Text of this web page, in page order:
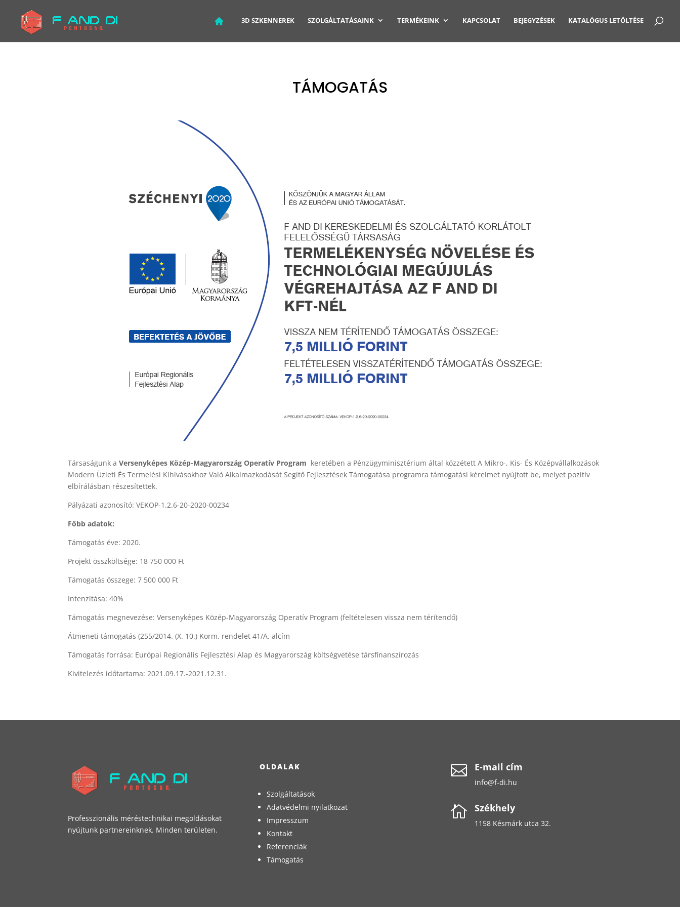
3D SZKENNEREK SZOLGÁLTATÁSAINK TERMÉKEINK KAPCSOLAT BEJEGYZÉSEK KATALÓGUS LETÖLTÉSE
TÁMOGATÁS
Társaságunk aVersenyképes Közép-Magyarország Operatív Program keretében a Pénzügyminisztérium által közzétett A Mikro-, Kis- És Középvállalkozások
Modern Üzleti És Termelési Kihívásokhoz Való Alkalmazkodását Segítő Fejlesztések Támogatása programra támogatási kérelmet nyújtott be, melyet pozitív
elbírálásban részesítettek.
Pályázati azonosító: VEKOP-1.2.6-20-2020-00234
Főbb adatok:
Támogatás éve: 2020.
Projekt összköltsége: 18 750 000 Ft
Támogatás összege: 7 500 000 Ft
Intenzitása: 40%
Támogatás megnevezése: Versenyképes Közép-Magyarország Operatív Program (feltételesen vissza nem térítendő)
Átmeneti támogatás (255/2014. (X. 10.) Korm. rendelet 41/A. alcím
Támogatás forrása: Európai Regionális Fejlesztési Alap és Magyarország költségvetése társfinanszírozás
Kivitelezés időtartama: 2021.09.17.-2021.12.31.
Professzionális méréstechnikai megoldásokat
nyújtunk partnereinknek. Minden területen.
OLDALAK
Szolgáltatások
Adatvédelmi nyilatkozat
Impresszum
Kontakt
Referenciák
Támogatás
 E-mail cím
info@f-di.hu
 Székhely
1158 Késmárk utca 32.